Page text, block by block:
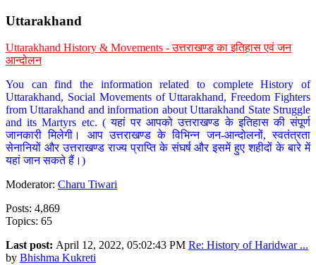
Uttarakhand
Uttarakhand History & Movements - उत्तराखण्ड का इतिहास एवं जन
आन्दोलन
You can find the information related to complete History of
Uttarakhand, Social Movements of Uttarakhand, Freedom Fighters
from Uttarakhand and information about Uttarakhand State Struggle
and its Martyrs etc. ( यहां पर आपको उत्तराखण्ड के इतिहास की संपूर्ण
जानकारी मिलेगी। आप उत्तराखण्ड के विभिन्न जन-आन्दोलनों, स्वतंत्रता
सेनानियों और उत्तराखण्ड राज्य प्राप्ति के संघर्ष और इसमें हुए शहीदों के बारे में
यहां जान सकते हैं।)
Moderator: Charu Tiwari
Posts: 4,869
Topics: 65
Last post: April 12, 2022, 05:02:43 PM Re: History of Haridwar ...
by Bhishma Kukreti